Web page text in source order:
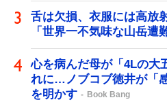
舌は欠損、衣服には高放
「世界一不気味な山岳遭
心を病んだ母が「4Lの大
れに…ノブコブ徳井が「
を明かす
Book Bang